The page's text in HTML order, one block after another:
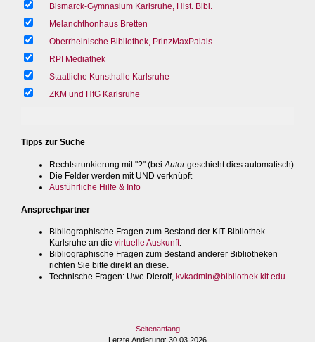
Bismarck-Gymnasium Karlsruhe, Hist. Bibl.
Melanchthonhaus Bretten
Oberrheinische Bibliothek, PrinzMaxPalais
RPI Mediathek
Staatliche Kunsthalle Karlsruhe
ZKM und HfG Karlsruhe
Tipps zur Suche
Rechtstrunkierung mit "?" (bei Autorgeschieht dies automatisch)
Die Felder werden mit UND verknüpft
Ausführliche Hilfe & Info
Ansprechpartner
Bibliographische Fragen zum Bestand der KIT-Bibliothek
Karlsruhe an die virtuelle Auskunft.
Bibliographische Fragen zum Bestand anderer Bibliotheken
richten Sie bitte direkt an diese.
Technische Fragen: Uwe Dierolf, kvkadmin@bibliothek.kit.edu
Seitenanfang
Letzte Änderung: 30.03.2026